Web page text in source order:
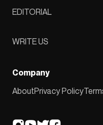
EDITORIAL
WRITE US
Company
AboutPrivacy Policy